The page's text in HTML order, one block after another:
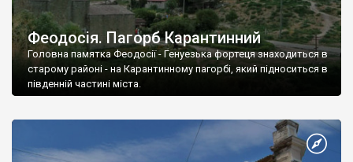
Феодосія. Пагорб Карантинний
Головна памятка Феодосії - Генуезька фортеця знаходиться в
старому районі - на Карантинному пагорбі, який підноситься в
південній частині міста.